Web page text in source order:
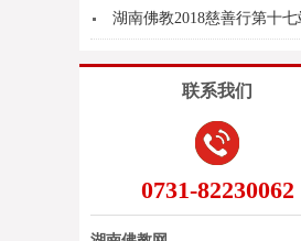
联系我们
0731-82230062